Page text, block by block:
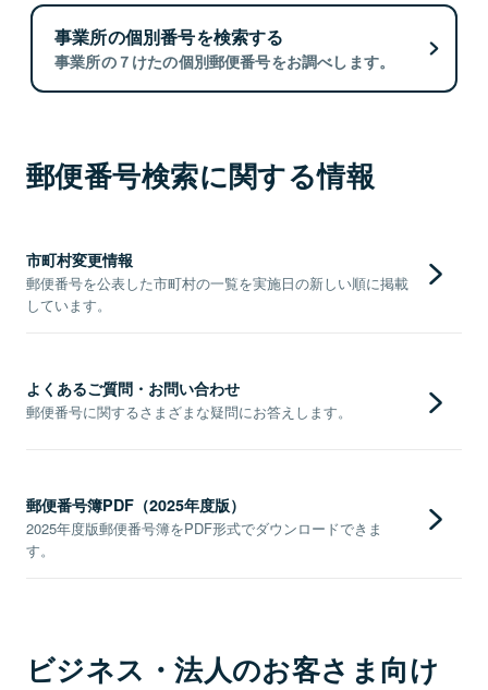
事業所の個別番号を検索する
事業所の７けたの個別郵便番号をお調べします。
郵便番号検索に関する情報
市町村変更情報
郵便番号を公表した市町村の一覧を実施日の新しい順に掲載
しています。
よくあるご質問・お問い合わせ
郵便番号に関するさまざまな疑問にお答えします。
郵便番号簿PDF（2025年度版）
2025年度版郵便番号簿をPDF形式でダウンロードできま
す。
ビジネス・法人のお客さま向け